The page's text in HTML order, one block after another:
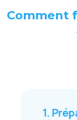
Comment
1.